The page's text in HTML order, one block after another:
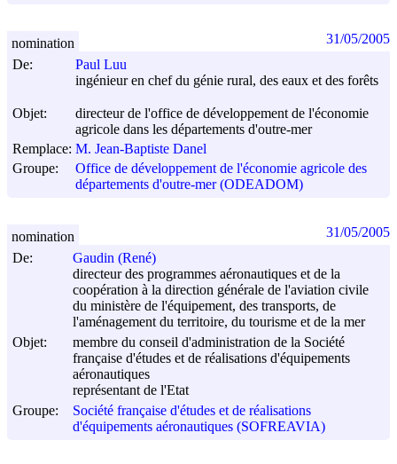
De:
Paul Luu
ingénieur en chef du génie rural, des eaux et des forêts
Objet:
directeur de l'office de développement de l'économie
agricole dans les départements d'outre-mer
Remplace: M. Jean-Baptiste Danel
Groupe:
Office de développement de l'économie agricole des
départements d'outre-mer (ODEADOM)
nomination 31/05/2005
De:
Gaudin (René)
directeur des programmes aéronautiques et de la
coopération à la direction générale de l'aviation civile
du ministère de l'équipement, des transports, de
l'aménagement du territoire, du tourisme et de la mer
Objet:
membre du conseil d'administration de la Société
française d'études et de réalisations d'équipements
aéronautiques
représentant de l'Etat
Groupe:
Société française d'études et de réalisations
d'équipements aéronautiques (SOFREAVIA)
nomination 31/05/2005